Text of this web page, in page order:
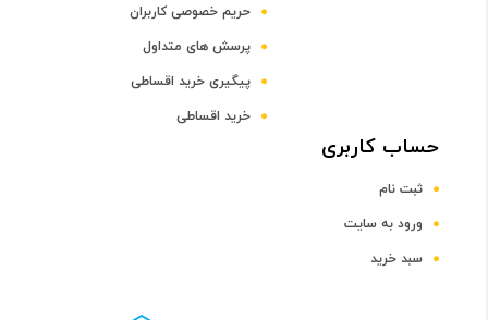
6.1 اینچ و بالاتر
صفحه نمایش رنگی
حریم خصوصی کاربران
پرسش های متداول
پیگیری خرید اقساطی
خرید اقساطی
حساب کاربری
ثبت نام
ورود به سایت
سبد خرید